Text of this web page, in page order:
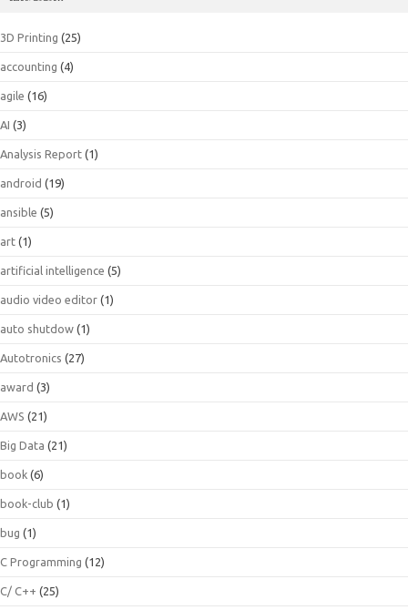
3D Printing (25)
accounting (4)
agile (16)
AI (3)
Analysis Report (1)
android (19)
ansible (5)
art (1)
artificial intelligence (5)
audio video editor (1)
auto shutdow (1)
Autotronics (27)
award (3)
AWS (21)
Big Data (21)
book (6)
book-club (1)
bug (1)
C Programming (12)
C/ C++ (25)